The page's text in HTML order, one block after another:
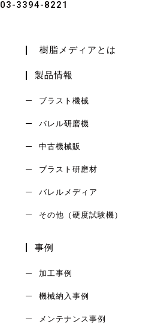
03-3394-8221
樹脂メディアとは
製品情報
ブラスト機械
バレル研磨機
中古機械販
ブラスト研磨材
バレルメディア
その他（硬度試験機）
事例
加工事例
機械納入事例
メンテナンス事例